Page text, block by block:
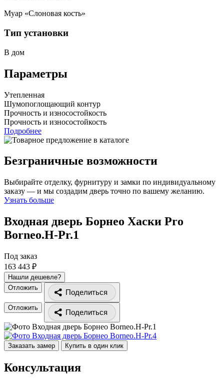
Муар «Слоновая кость»
Тип установки
В дом
Параметры
Утепленная
Шумопоглощающий контур
Прочность и износостойкость
Прочность и износостойкость
Подробнее
Безграничные возможности
Выбирайте отделку, фурнитуру и замки по индивидуальному
заказу — и мы создадим дверь точно по вашему желанию.
Узнать больше
Входная дверь Борнео Хаски Pro
Borneo.H-Pr.1
Под заказ
163 443 ₽
Нашли дешевле?
Отложить
Поделиться
Отложить
Поделиться
Заказать замер Купить в один клик
Консультация